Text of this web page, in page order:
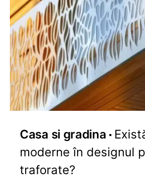
Casa si gradina
moderne în designul
traforate?